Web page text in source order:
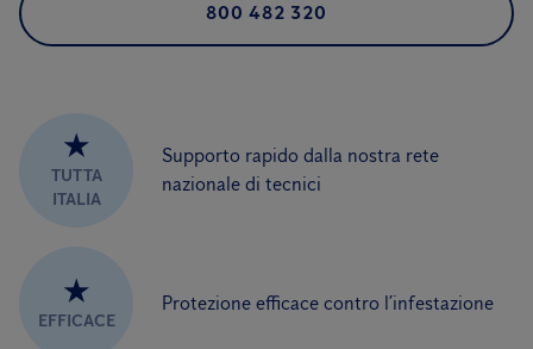
800 482 320
★
TUTTA
ITALIA
Supporto rapido dalla nostra rete
nazionale di tecnici
★
EFFICACE
Protezione efficace contro l’infestazione